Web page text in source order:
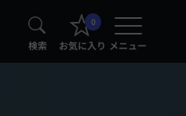
検索
0
お気に入り メニュー